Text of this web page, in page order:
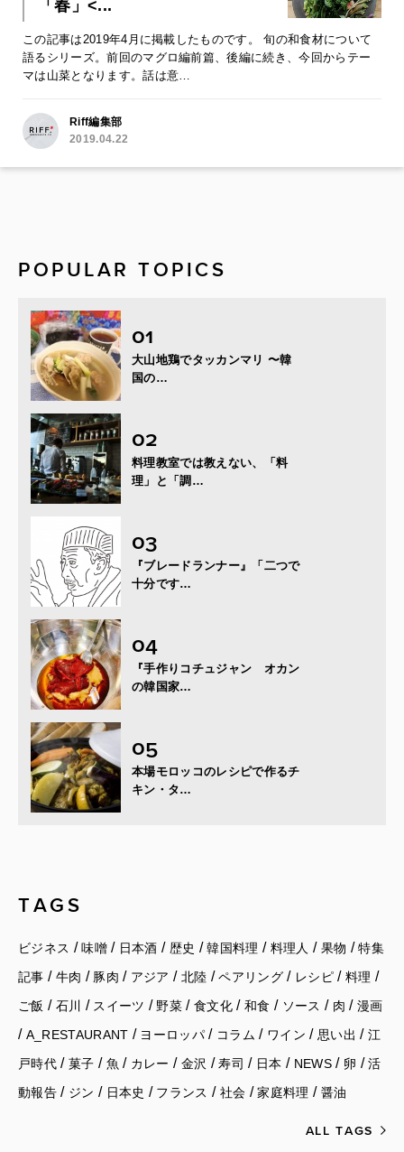
「春」<...
この記事は2019年4月に掲載したものです。 旬の和食材について
語るシリーズ。前回のマグロ編前篇、後編に続き、今回からテー
マは山菜となります。話は意…
Riff編集部
2019.04.22
POPULAR TOPICS
大山地鶏でタッカンマリ 〜韓
国の…
料理教室では教えない、「料
理」と「調…
『ブレードランナー』「二つで
十分です…
『手作りコチュジャン オカン
の韓国家…
本場モロッコのレシピで作るチ
キン・タ…
TAGS
ビジネス /味噌/ 日本酒 / 歴史 /韓国料理 / 料理人 / 果物 /特集
記事 / 牛肉 / 豚肉 / アジア / 北陸 /ペアリング/ レシピ/ 料理 /
ご飯 / 石川 / スイーツ / 野菜 /食文化 /和食 / ソース / 肉 / 漫画
/ A_RESTAURANT / ヨーロッパ / コラム / ワイン / 思い出 / 江
戸時代/ 菓子 / 魚 / カレー / 金沢 /寿司 / 日本 / NEWS/ 卵 /活
動報告/ ジン / 日本史 / フランス / 社会 /家庭料理 / 醤油
ALL TAGS